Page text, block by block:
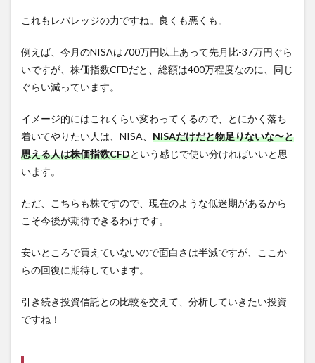
これもレバレッジの力ですね。良くも悪くも。
例えば、今月のNISAは700万円以上あって先月比-37万円ぐら
いですが、株価指数CFDだと、総額は400万程度なのに、同じ
ぐらい減っています。
イメージ的にはこれくらい変わってくるので、とにかく落ち
着いてやりたい人は、NISA、 NISAだけだと物足りないな〜と
思える人は株価指数CFDという感じで使い分ければいいと思
います。
ただ、こちらも株ですので、現在のような低迷期があるから
こそ今後が期待できるわけです。
安いところで買えていないので面白さは半減ですが、ここか
らの回復に期待しています。
引き続き投資信託との比較を交えて、分析していきたい投資
ですね！